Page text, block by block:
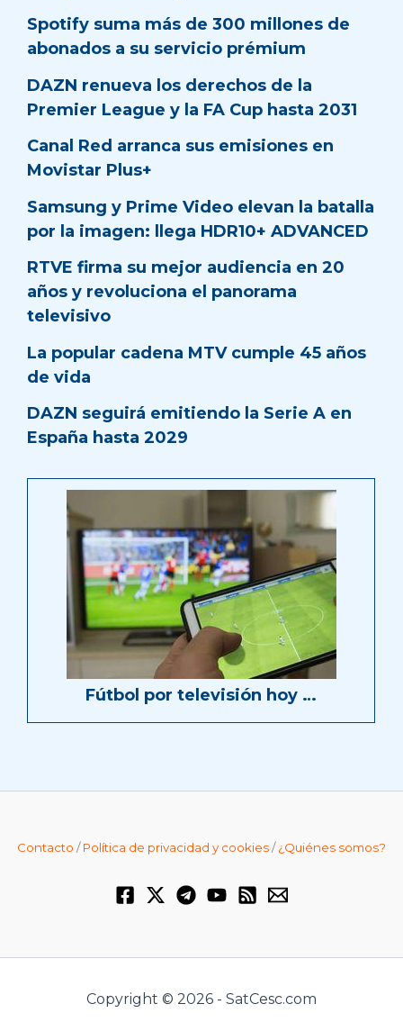
Spotify suma más de 300 millones de
abonados a su servicio prémium
DAZN renueva los derechos de la
Premier League y la FA Cup hasta 2031
Canal Red arranca sus emisiones en
Movistar Plus+
Samsung y Prime Video elevan la batalla
por la imagen: llega HDR10+ ADVANCED
RTVE firma su mejor audiencia en 20
años y revoluciona el panorama
televisivo
La popular cadena MTV cumple 45 años
de vida
DAZN seguirá emitiendo la Serie A en
España hasta 2029
Fútbol por televisión hoy …
Contacto /Política de privacidad y cookies/¿Quiénes somos?
Copyright © 2026 - SatCesc.com